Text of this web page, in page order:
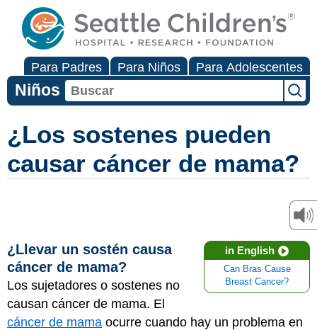
Para Padres Para Niños Para Adolescentes
Niños
¿Los sostenes pueden
causar cáncer de mama?
in English
Can Bras Cause
Breast Cancer?
¿Llevar un sostén causa
cáncer de mama?
Los sujetadores o sostenes no
causan cáncer de mama. El
cáncer de mama ocurre cuando hay un problema en